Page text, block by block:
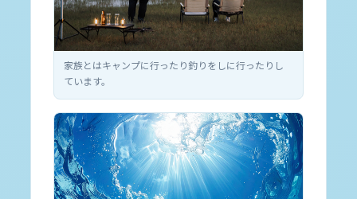
家族とはキャンプに行ったり釣りをしに行ったりし
ています。